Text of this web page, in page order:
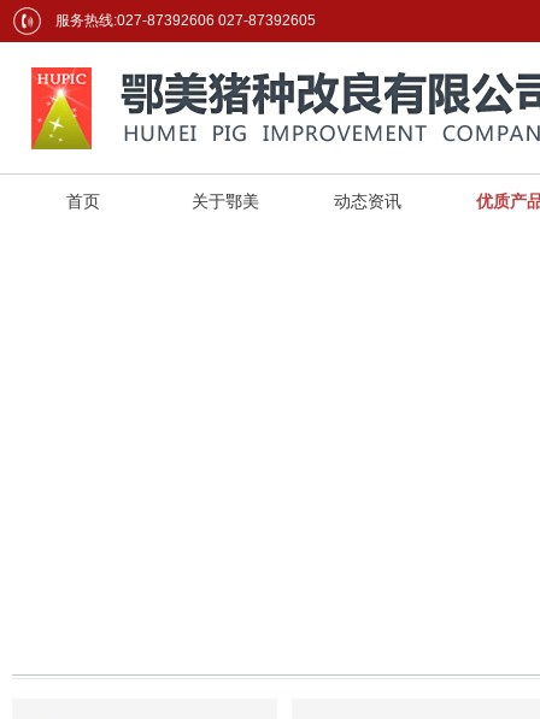
服务热线:027-87392606 027-87392605
首页 关于鄂美 动态资讯 优质产